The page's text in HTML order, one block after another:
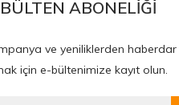
ABONELİĞİ
ve yeniliklerden haberdar
için e-bültenimize kayıt olun.